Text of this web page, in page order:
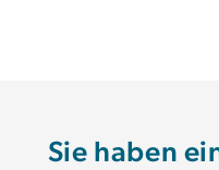
Sie haben